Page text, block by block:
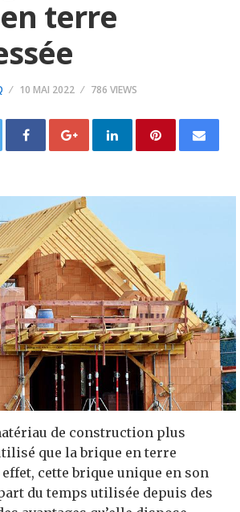
terre
10 MAI 2022 786 VIEWS
de construction plus
que la brique en terre
cette brique unique en son
du temps utilisée depuis des